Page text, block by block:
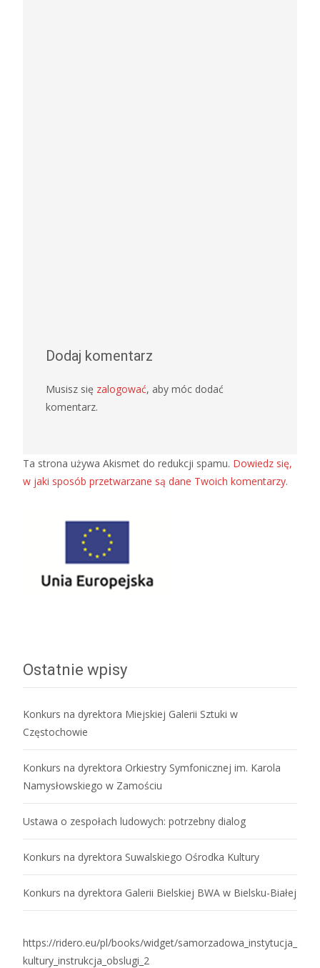
Dodaj komentarz
Musisz się zalogować, aby móc dodać
komentarz.
Ta strona używa Akismet do redukcji spamu. Dowiedz się,
w jaki sposób przetwarzane są dane Twoich komentarzy.
Ostatnie wpisy
Konkurs na dyrektora Miejskiej Galerii Sztuki w
Częstochowie
Konkurs na dyrektora Orkiestry Symfonicznej im. Karola
Namysłowskiego w Zamościu
Ustawa o zespołach ludowych: potrzebny dialog
Konkurs na dyrektora Suwalskiego Ośrodka Kultury
Konkurs na dyrektora Galerii Bielskiej BWA w Bielsku-Białej
https://ridero.eu/pl/books/widget/samorzadowa_instytucja_
kultury_instrukcja_obslugi_2